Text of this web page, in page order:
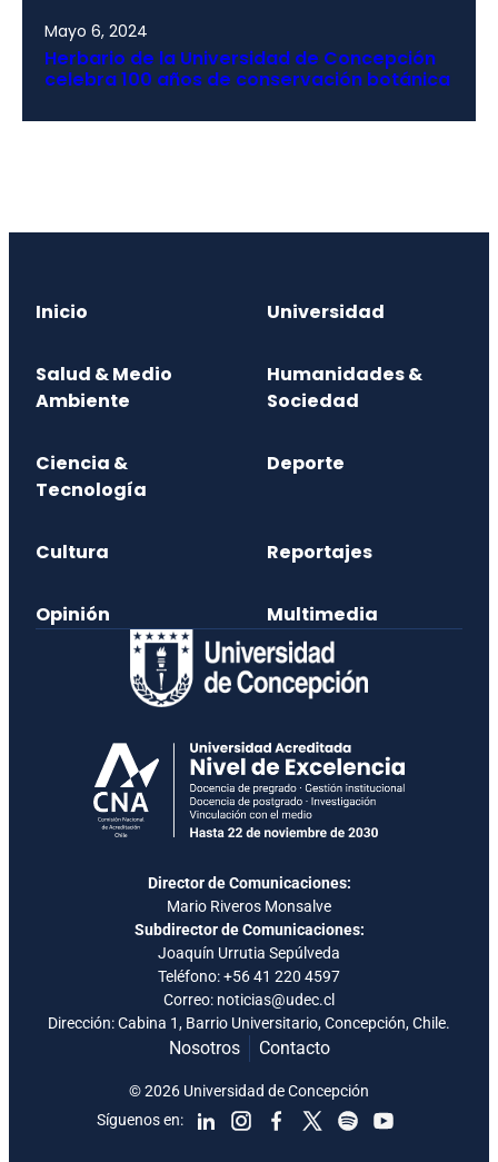
Mayo 6, 2024
Herbario de la Universidad de Concepción
celebra 100 años de conservación botánica
Inicio Universidad
Salud & Medio
Ambiente
Humanidades &
Sociedad
Ciencia &
Tecnología
Deporte
Cultura Reportajes
Opinión Multimedia
Director de Comunicaciones:
Mario Riveros Monsalve
Subdirector de Comunicaciones:
Joaquín Urrutia Sepúlveda
Teléfono:+56 41 220 4597
Correo: noticias@udec.cl
Dirección: Cabina 1, Barrio Universitario, Concepción, Chile.
Nosotros Contacto
Síguenos en:
© 2026 Universidad de Concepción